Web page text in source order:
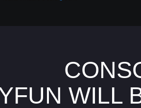
WILL